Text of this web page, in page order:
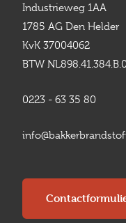
Industrieweg 1AA
1785 AG Den Helder
KvK 37004062
BTW
0223 - 63 35 80